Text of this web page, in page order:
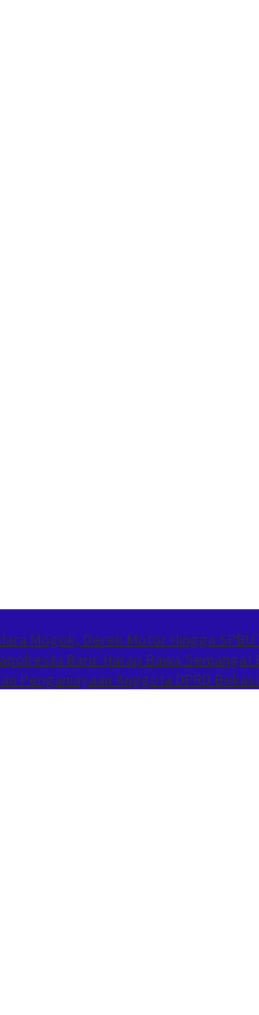
Mogok, Derek Motor Hingga
Baru: Harap Bawa
Penganiayaan Anggota DPRD